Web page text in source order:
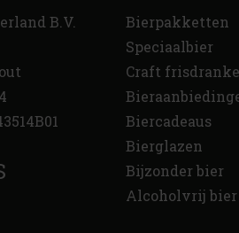
B.V.
Bierpakketten
Speciaalbier
Craft
Biercadeaus
Bierglazen
Bijzonder bier
Alcoholvrij bier